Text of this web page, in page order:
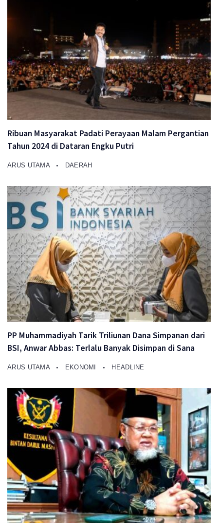
Ribuan Masyarakat Padati Perayaan Malam Pergantian
Tahun 2024 di Dataran Engku Putri
ARUS UTAMA DAERAH
PP Muhammadiyah Tarik Triliunan Dana Simpanan dari
BSI, Anwar Abbas: Terlalu Banyak Disimpan di Sana
ARUS UTAMA EKONOMI HEADLINE